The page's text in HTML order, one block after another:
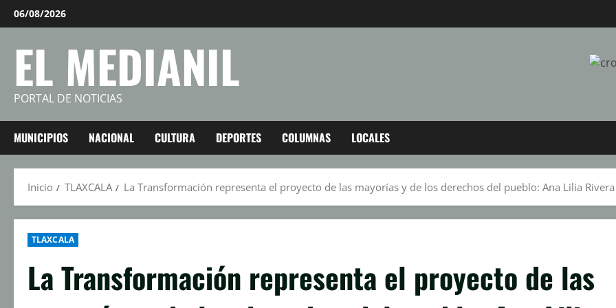
Saltar
al
06/08/2026
EL MEDIANIL
PORTAL DE NOTICIAS
MUNICIPIOS NACIONAL CULTURA DEPORTES COLUMNAS LOCALES
Inicio TLAXCALA La Transformación representa el proyecto de las mayorías y de los derechos del pueblo: Ana Lilia Rivera
TLAXCALA
La Transformación representa el proyecto de las